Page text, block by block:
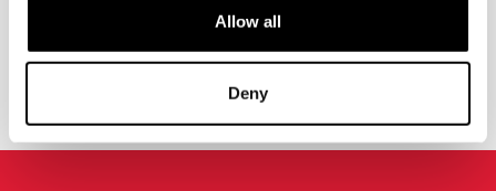
Allow all
Deny